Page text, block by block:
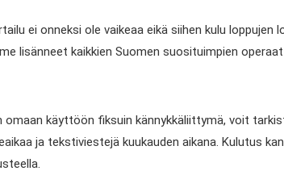
ei onneksi ole vaikeaa eikä siihen kulu
lisänneet kaikkien Suomen suosituimpien
omaan käyttöön fiksuin kännykkäliittymä, voit
ja tekstiviestejä kuukauden aikana. Kulutus